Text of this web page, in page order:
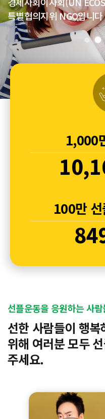
특별협의지위 NGO입니다
1,000
100만
선플운동을 응원하는 사람
선한 사람들이 행
위해 여러분 모두
주세요.